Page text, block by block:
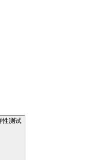
性测试